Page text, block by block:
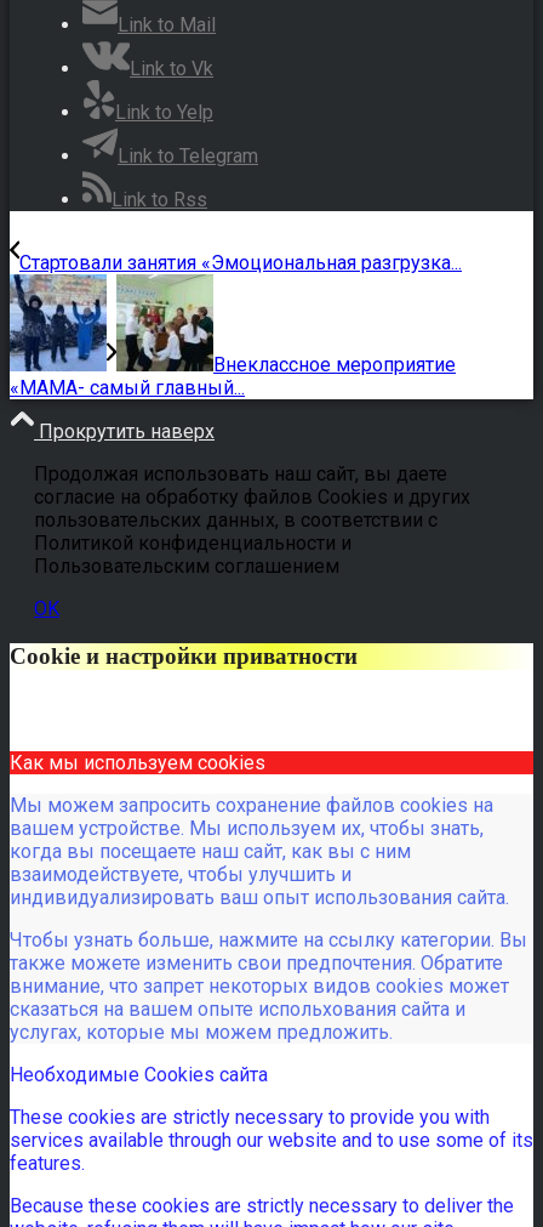
Link to Mail
Link to Vk
Link to Yelp
Link to Telegram
Link to Rss
Cтартовали занятия «Эмоциональная разгрузка...
Внеклассное мероприятие
«МАМА- самый главный...
Прокрутить наверх
Продолжая использовать наш сайт, вы даете
согласие на обработку файлов Cookies и других
пользовательских данных, в соответствии с
Политикой конфиденциальности и
Пользовательским соглашением
OK
Cookie и настройки приватности
Как мы используем cookies
Мы можем запросить сохранение файлов cookies на
вашем устройстве. Мы используем их, чтобы знать,
когда вы посещаете наш сайт, как вы с ним
взаимодействуете, чтобы улучшить и
индивидуализировать ваш опыт использования сайта.
Чтобы узнать больше, нажмите на ссылку категории. Вы
также можете изменить свои предпочтения. Обратите
внимание, что запрет некоторых видов cookies может
сказаться на вашем опыте испольхования сайта и
услугах, которые мы можем предложить.
Необходимые Cookies сайта
These cookies are strictly necessary to provide you with
services available through our website and to use some of its
features.
Because these cookies are strictly necessary to deliver the